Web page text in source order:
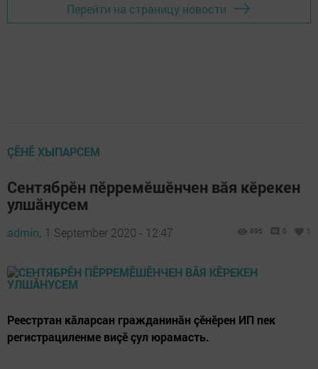
Перейти на страницу новости
ÇӖНӖ ХЫПАРСЕМ
Сентябрӗн пӗрремӗшӗнчен вăя кӗрекен
улшăнусем
admin, 1 September 2020 - 12:47 895 0 1
Реестртан кăларсан гражданинăн çӗнӗрен ИП пек
регистрациленме виçӗ çул юрамасть.